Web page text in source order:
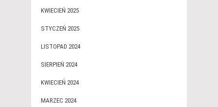
KWIECIEŃ 2025
STYCZEŃ 2025
LISTOPAD 2024
SIERPIEŃ 2024
KWIECIEŃ 2024
MARZEC 2024